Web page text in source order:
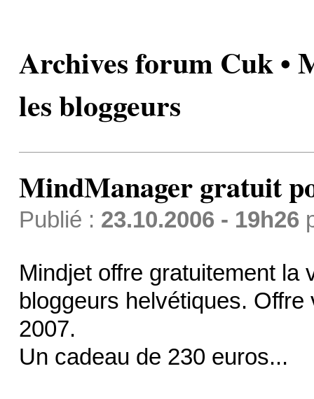
Archives forum Cuk •
les bloggeurs
MindManager gratuit
Publié : 23.10.2006 - 19h26
Mindjet offre gratuitement la
bloggeurs helvétiques.
2007.
Un cadeau de 230 euros...